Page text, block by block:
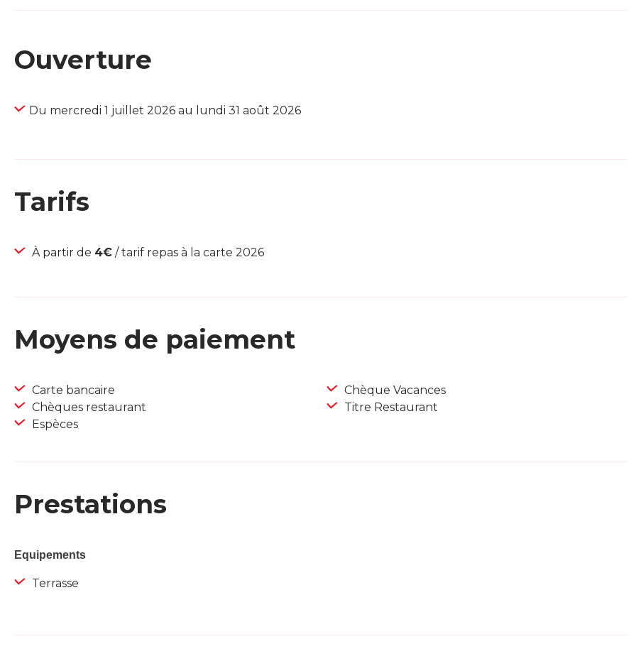
Ouverture
Du mercredi 1 juillet 2026 au lundi 31 août 2026
Tarifs
À partir de 4€ / tarif repas à la carte 2026
Moyens de paiement
Carte bancaire
Chèques restaurant
Espèces
Chèque Vacances
Titre Restaurant
Prestations
Equipements
Terrasse